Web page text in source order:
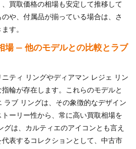
買取価格の相場も安定して推移して
や、付属品が揃っている場合は、さ
す。
場 — 他のモデルとの比較とラブ
ティ リングやディアマン レジェ リン
輪が存在します。これらのモデルと
ラブ リングは、その象徴的なデザイン
ーリー性から、常に高い買取相場を
グは、カルティエのアイコンとも言え
表するコレクションとして、中古市